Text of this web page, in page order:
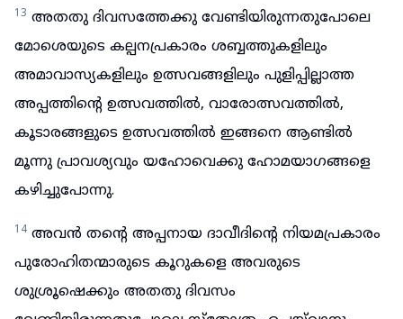
13 അതതു ദിവസത്തേക്കു വേണ്ടിയിരുന്നതുപോലെ
മോശെയുടെ കല്പനപ്രകാരം ശബ്ബത്തുകളിലും
അമാവാസ്യകളിലും ഉത്സവങ്ങളിലും പുളിപ്പില്ലാത്ത
അപ്പത്തിന്റെ ഉത്സവത്തിൽ, വാരോത്സവത്തിൽ,
കൂടാരങ്ങളുടെ ഉത്സവത്തിൽ ഇങ്ങനെ ആണ്ടിൽ
മൂന്നു പ്രാവശ്യവും യഹോവെക്കു ഹോമയാഗങ്ങളെ
കഴിച്ചുപോന്നു.
14 അവൻ തന്റെ അപ്പനായ ദാവീദിന്റെ നിയമപ്രകാരം
പുരോഹിതന്മാരുടെ കൂറുകളെ അവരുടെ
ശുശ്രൂഷെക്കും അതതു ദിവസം